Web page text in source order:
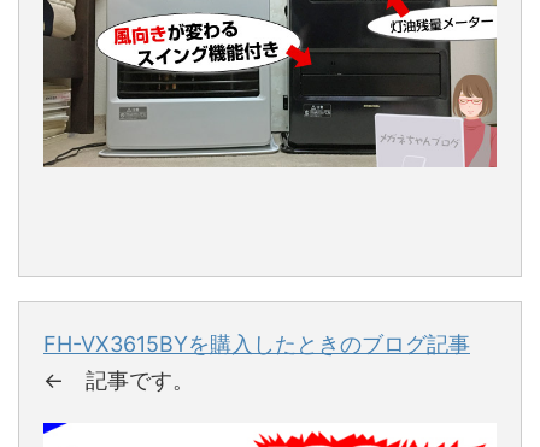
FH-VX3615BYを購入したときのブログ記事
← 記事です。